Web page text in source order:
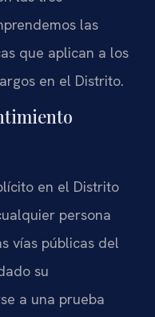
las
que aplican a los
en el Distrito.
en el Distrito
persona
vías públicas del
su
a una prueba